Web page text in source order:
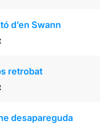
d’en Swann
retrobat
desapareguda